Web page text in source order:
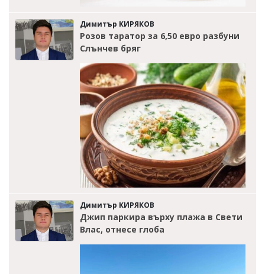
Димитър КИРЯКОВ
Розов таратор за 6,50 евро разбуни
Слънчев бряг
Димитър КИРЯКОВ
Джип паркира върху плажа в Свети
Влас, отнесе глоба